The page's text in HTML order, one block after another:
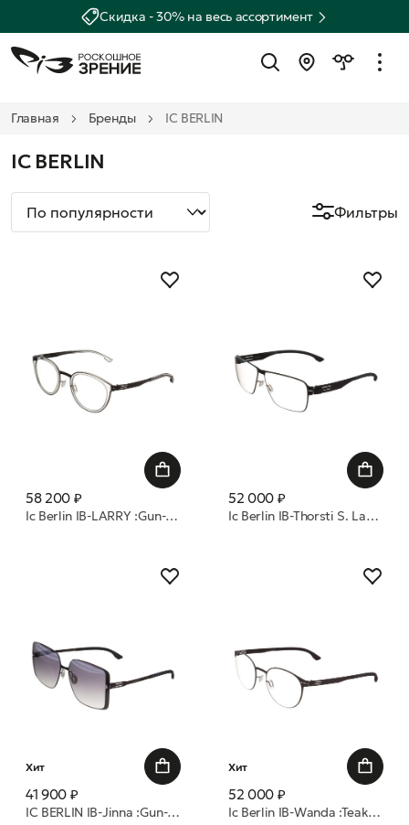
Скидка - 30% на весь ассортимент
Главная Бренды IC BERLIN
IC BERLIN
Фильтры
58 200 ₽
Ic Berlin IB-LARRY :Gun-Metal-Sky-Grey :RX-Clear :Mittwoch оправа
52 000 ₽
Ic Berlin IB-Thorsti S. Large :Black:RX-Clear:Donnerstag оправа
Хит
41 900 ₽
IC BERLIN IB-Jinna :Gun-Metal :Black :Black to Grey Norderney 59 очки с/з
Хит
52 000 ₽
Ic Berlin IB-Wanda :Teak :Nougat :RX-Clear :Donnerstag 51 оправа